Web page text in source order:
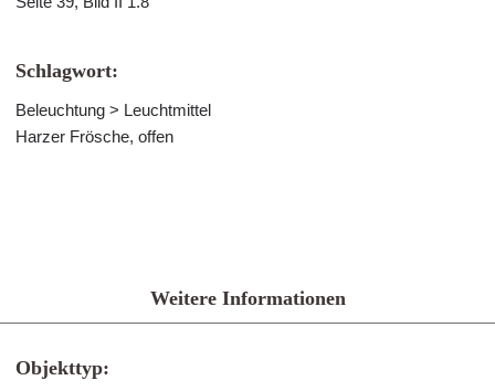
Schlagwort:
Beleuchtung > Leuchtmittel
Harzer Frösche, offen
Weitere Informationen
Objekttyp: